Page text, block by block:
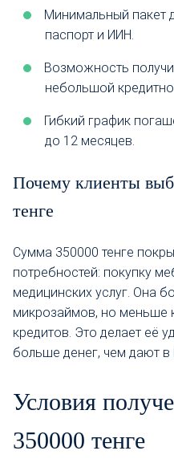
Минимальный пакет
паспорт и ИИН.
Возможность
небольшой
Гибкий график
до 12 месяцев.
Почему клиенты
тенге
Сумма 350000 тенге
потребностей: покупку
медицинских услуг. Она
микрозаймов, но меньше
кредитов. Это делает её
больше денег, чем дают
Условия
350000 тенге